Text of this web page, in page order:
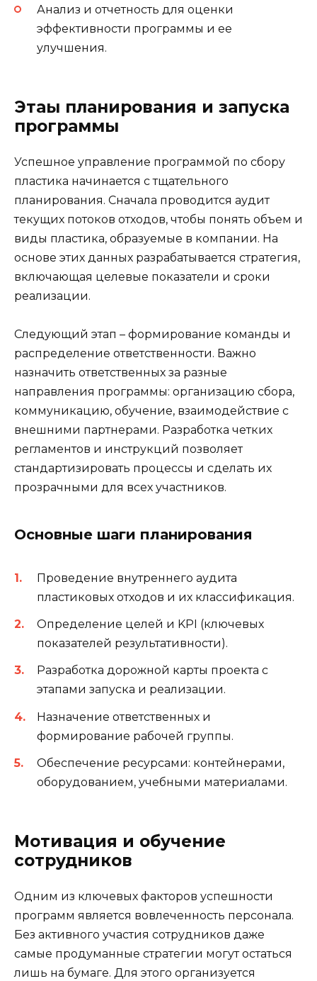
Анализ и отчетность для оценки
эффективности программы и ее
улучшения.
Этаы планирования и запуска
программы
Успешное управление программой по сбору
пластика начинается с тщательного
планирования. Сначала проводится аудит
текущих потоков отходов, чтобы понять объем и
виды пластика, образуемые в компании. На
основе этих данных разрабатывается стратегия,
включающая целевые показатели и сроки
реализации.
Следующий этап – формирование команды и
распределение ответственности. Важно
назначить ответственных за разные
направления программы: организацию сбора,
коммуникацию, обучение, взаимодействие с
внешними партнерами. Разработка четких
регламентов и инструкций позволяет
стандартизировать процессы и сделать их
прозрачными для всех участников.
Основные шаги планирования
Проведение внутреннего аудита
пластиковых отходов и их классификация.
Определение целей и KPI (ключевых
показателей результативности).
Разработка дорожной карты проекта с
этапами запуска и реализации.
Назначение ответственных и
формирование рабочей группы.
Обеспечение ресурсами: контейнерами,
оборудованием, учебными материалами.
Мотивация и обучение
сотрудников
Одним из ключевых факторов успешности
программ является вовлеченность персонала.
Без активного участия сотрудников даже
самые продуманные стратегии могут остаться
лишь на бумаге. Для этого организуется